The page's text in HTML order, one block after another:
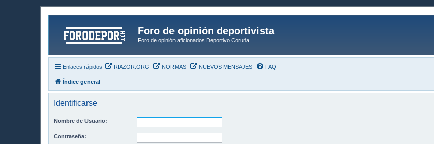
Foro de opinión deportivista
Foro de opinión aficionados Deportivo Coruña
Enlaces rápidos RIAZOR.ORG NORMAS NUEVOS MENSAJES FAQ
Índice general
Identificarse
Nombre de Usuario:
Contraseña: